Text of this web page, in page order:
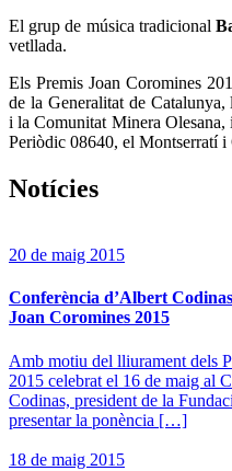
El grup de música tradicional
vetllada.
Els Premis Joan Coromines
de la Generalitat de Catalunya,
i la Comunitat Minera
Periòdic 08640, el Montserratí i
Notícies
20 de maig 2015
Conferència d’Albert
Joan Coromines 2015
Amb motiu del lliurament dels
2015 celebrat el 16 de maig al
Codinas, president de la
presentar la ponència […]
18 de maig 2015